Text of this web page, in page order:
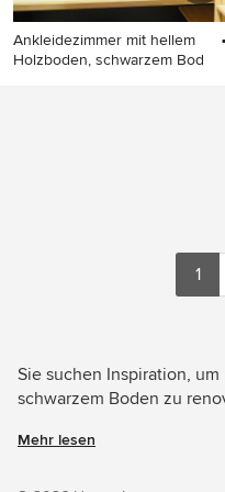
Ankleidezimmer mit hellem
Holzboden, schwarzem Bod
1
Sie suchen Inspiration,
schwarzem Boden zu
hat 40 Bilder der besten
Mehr lesen